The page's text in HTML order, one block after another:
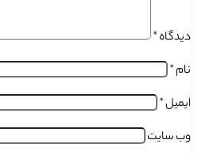
دیدگاه*
نام*
ایمیل*
وب‌ سایت